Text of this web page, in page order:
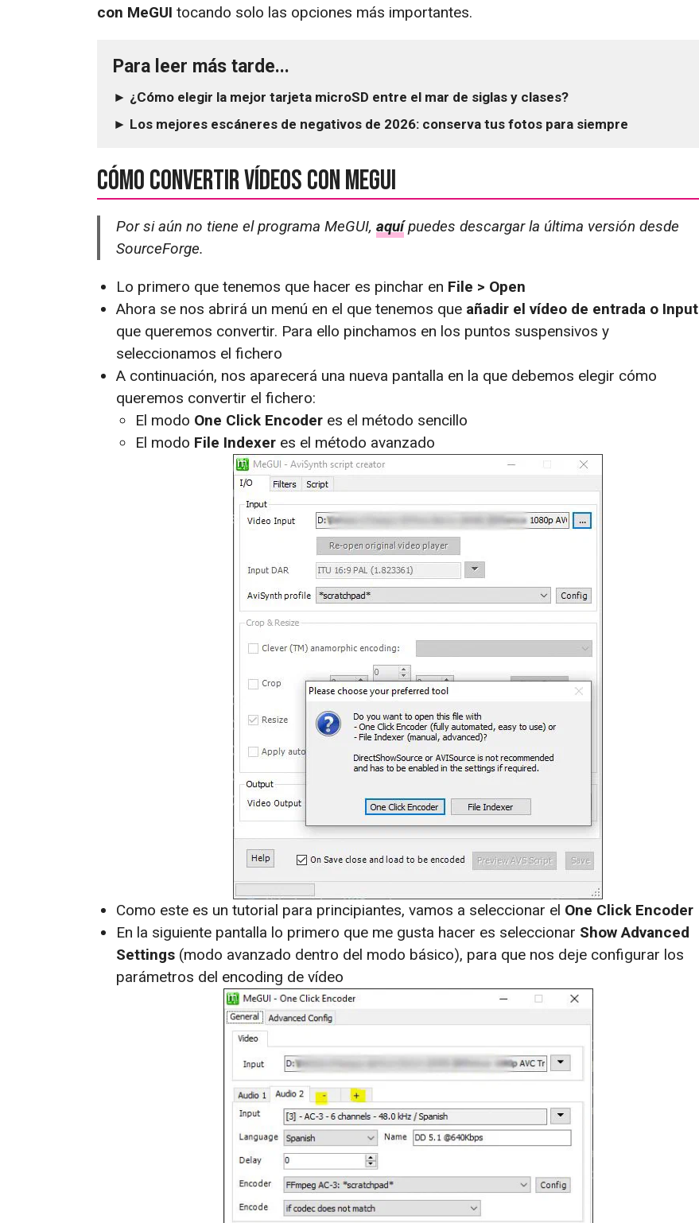
con MeGUI tocando solo las opciones más importantes.
Para leer más tarde...
► ¿Cómo elegir la mejor tarjeta microSD entre el mar de siglas y clases?
► Los mejores escáneres de negativos de 2026: conserva tus fotos para siempre
Cómo convertir vídeos con MeGUI
Por si aún no tiene el programa MeGUI, aquípuedes descargar la última versión desde
SourceForge.
Lo primero que tenemos que hacer es pinchar en File > Open
Ahora se nos abrirá un menú en el que tenemos que añadir el vídeo de entrada o Input
que queremos convertir. Para ello pinchamos en los puntos suspensivos y
seleccionamos el fichero
A continuación, nos aparecerá una nueva pantalla en la que debemos elegir cómo
queremos convertir el fichero:
El modo One Click Encoderes el método sencillo
El modo File Indexeres el método avanzado
Como este es un tutorial para principiantes, vamos a seleccionar el One Click Encoder
En la siguiente pantalla lo primero que me gusta hacer es seleccionar Show Advanced
Settings(modo avanzado dentro del modo básico), para que nos deje configurar los
parámetros del encoding de vídeo